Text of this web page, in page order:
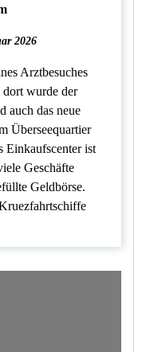
2026
Arztbesuches
wurde der
auch das neue
Überseequartier
Einkaufscenter ist
Geschäfte
Geldbörse.